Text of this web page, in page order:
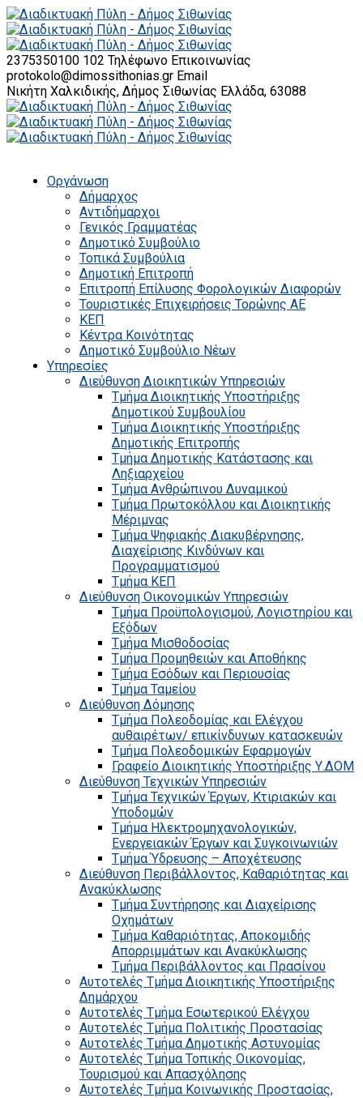
2375350100 102 Τηλέφωνο Επικοινωνίας
protokolo@dimossithonias.gr Email
Νικήτη Χαλκιδικής, Δήμος Σιθωνίας Ελλάδα, 63088
Οργάνωση
Δήμαρχος
Αντιδήμαρχοι
Γενικός Γραμματέας
Δημοτικό Συμβούλιο
Τοπικά Συμβούλια
Δημοτική Επιτροπή
Επιτροπή Επίλυσης Φορολογικών Διαφορών
Τουριστικές Επιχειρήσεις Τορώνης ΑΕ
ΚΕΠ
Κέντρα Κοινότητας
Δημοτικό Συμβούλιο Νέων
Υπηρεσίες
Διεύθυνση Διοικητικών Υπηρεσιών
Τμήμα Διοικητικής Υποστήριξης
Δημοτικού Συμβουλίου
Τμήμα Διοικητικής Υποστήριξης
Δημοτικής Επιτροπής
Τμήμα Δημοτικής Κατάστασης και
Ληξιαρχείου
Τμήμα Ανθρώπινου Δυναμικού
Τμήμα Πρωτοκόλλου και Διοικητικής
Μέριμνας
Τμήμα Ψηφιακής Διακυβέρνησης,
Διαχείρισης Κινδύνων και
Προγραμματισμού
Τμήμα ΚΕΠ
Διεύθυνση Οικονομικών Υπηρεσιών
Τμήμα Προϋπολογισμού, Λογιστηρίου και
Εξόδων
Τμήμα Μισθοδοσίας
Τμήμα Προμηθειών και Αποθήκης
Τμήμα Εσόδων και Περιουσίας
Τμήμα Ταμείου
Διεύθυνση Δόμησης
Τμήμα Πολεοδομίας και Ελέγχου
αυθαιρέτων/ επικίνδυνων κατασκευών
Τμήμα Πολεοδομικών Εφαρμογών
Γραφείο Διοικητικής Υποστήριξης Υ.ΔΟΜ
Διεύθυνση Τεχνικών Υπηρεσιών
Τμήμα Τεχνικών Έργων, Κτιριακών και
Υποδομών
Τμήμα Ηλεκτρομηχανολογικών,
Ενεργειακών Έργων και Συγκοινωνιών
Τμήμα Ύδρευσης – Αποχέτευσης
Διεύθυνση Περιβάλλοντος, Καθαριότητας και
Ανακύκλωσης
Τμήμα Συντήρησης και Διαχείρισης
Οχημάτων
Τμήμα Καθαριότητας, Αποκομιδής
Απορριμμάτων και Ανακύκλωσης
Τμήμα Περιβάλλοντος και Πρασίνου
Αυτοτελές Τμήμα Διοικητικής Υποστήριξης
Δημάρχου
Αυτοτελές Τμήμα Εσωτερικού Ελέγχου
Αυτοτελές Τμήμα Πολιτικής Προστασίας
Αυτοτελές Τμήμα Δημοτικής Αστυνομίας
Αυτοτελές Τμήμα Τοπικής Οικονομίας,
Τουρισμού και Απασχόλησης
Αυτοτελές Τμήμα Κοινωνικής Προστασίας,